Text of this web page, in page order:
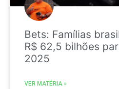
Bets: Famílias
R$ 62,5 bilhões
2025
VER MATÉRIA »